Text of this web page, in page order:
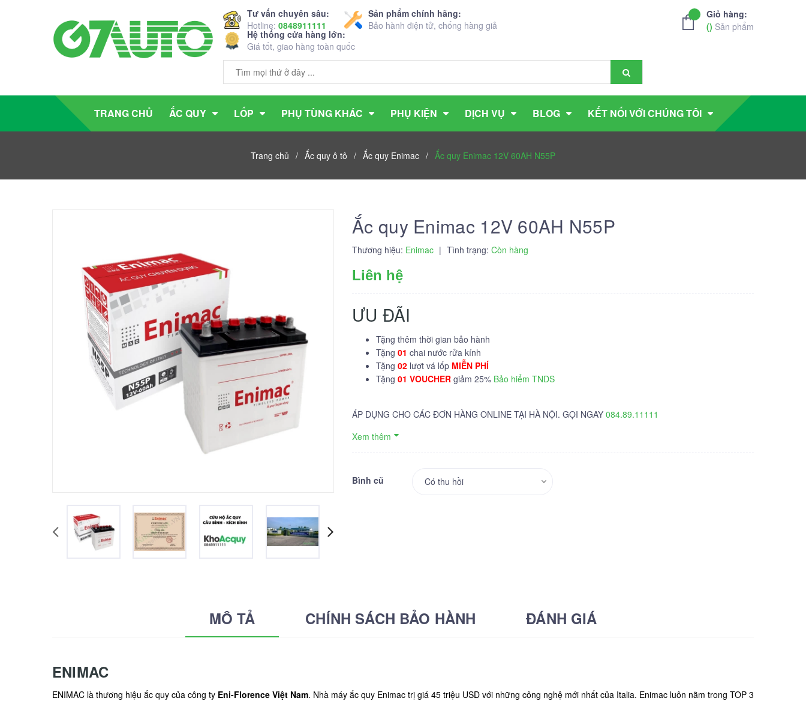
Tư vấn chuyên sâu:
Hotline: 0848911111
Sản phẩm chính hãng:
Bảo hành điện tử, chống hàng giả
Hệ thống cửa hàng lớn:
Giá tốt, giao hàng toàn quốc
Giỏ hàng:
() Sản phẩm
TRANG CHỦ ẮC QUY LỐP PHỤ TÙNG KHÁC PHỤ KIỆN DỊCH VỤ BLOG KẾT NỐI VỚI CHÚNG TÔI
Trang chủ / Ắc quy ô tô / Ắc quy Enimac / Ắc quy Enimac 12V 60AH N55P
Ắc quy Enimac 12V 60AH N55P
Thương hiệu: Enimac | Tình trạng: Còn hàng
Liên hệ
ƯU ĐÃI
Tặng thêm thời gian bảo hành
Tặng 01 chai nước rửa kính
Tặng 02 lượt vá lốp MIỄN PHÍ
Tặng 01 VOUCHER giảm 25% Bảo hiểm TNDS
ÁP DỤNG CHO CÁC ĐƠN HÀNG ONLINE TẠI HÀ NỘI. GỌI NGAY 084.89.11111
Xem thêm
Bình cũ
MÔ TẢ CHÍNH SÁCH BẢO HÀNH ĐÁNH GIÁ
ENIMAC
ENIMAC là thương hiệu ắc quy của công ty Eni-Florence Việt Nam. Nhà máy ắc quy Enimac trị giá 45 triệu USD với những công nghệ mới nhất của Italia. Enimac luôn nằm trong TOP 3